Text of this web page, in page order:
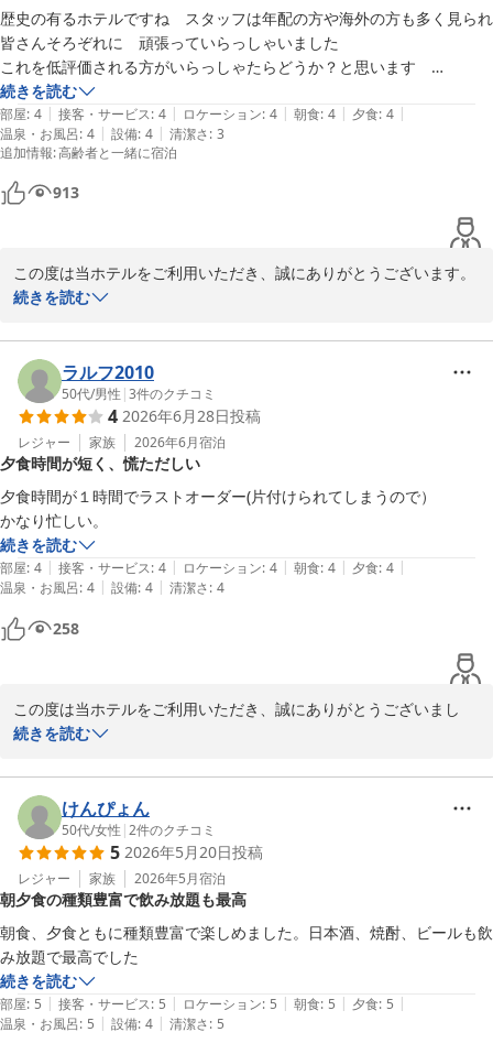
あり申し訳ございませんでした。
建物の経年による部分もございますが、少しでも快適にお過ごしい
ただけるよう、清掃や設備管理により一層努めてまいります。
また、駄菓子コーナーについてもご注目いただきありがとうござい
ます。
ドリンクサービスや入湯税につきましても、貴重なご意見として今
後の参考にさせていただきます。
そのような中でも「総合的には満足感のあるホテル」とのお言葉を
またのご来館を心よりお待ちしております。
堂ヶ島唯一の自家源泉掛流宿 堂ヶ島温泉ホテル
2026-05-26
歴史の有るホテルですね　スタッフは年配の方や海外の方も多く見られ
皆さんそろぞれに　頑張っていらっしゃいました
これを低評価される方がいらっしゃたらどうか？と思います
古い屋形ゆえ建屋のメンテナンスに不足は見られましたが　現代風にサ
ービスの合理化されるアイデアの中　お客様には　満足と納得していた
だける　結果を良く考えられていると思います
ありがとうございました
ひとつだけ　4階の廊下のトイレの匂いは　改善を期待したい
続きを読む
部屋: 4 | 接客・サービス: 4 | ロケーション: 4 | 朝食: 4 | 夕食: 4 |
温泉・お風呂: 4 | 設備: 4 | 清潔さ: 3
追加情報:高齢者と一緒に宿泊
913
この度は当ホテルをご利用いただき、誠にありがとうございます。
歴史ある建物ならではの部分もある中で、私どもの取り組みやサー
ビスについてご理解を賜り、「好感」とのお言葉まで頂戴できまし
たこと、光栄に存じます。
また、年配スタッフや海外スタッフについても温かく見守っていた
だき、心より感謝申し上げます。
それぞれがお客様に快適にお過ごしいただけるよう日々努めており
ますので、このようなお声をお寄せいただけることは何よりの励み
です。
一方で、4階廊下トイレの臭いにつきましては、ご不快な思いをお
かけしてしまい誠に申し訳ございませんでした。
いただいたご意見を真摯に受け止め、改善に努めてまいります。
堂ヶ島唯一の自家源泉掛流宿 堂ヶ島温泉ホテル
続きを読む
ラルフ2010
50代/男性 |3件のクチコミ
4 2026年6月28日投稿
レジャー 家族 2026年6月宿泊
夕食時間が短く、慌ただしい
夕食時間が１時間でラストオーダー(片付けられてしまうので）
かなり忙しい。
続きを読む
部屋: 4 | 接客・サービス: 4 | ロケーション: 4 | 朝食: 4 | 夕食: 4 |
温泉・お風呂: 4 | 設備: 4 | 清潔さ: 4
258
この度は当ホテルをご利用いただき、誠にありがとうございまし
た。
せっかくお越しいただいたにもかかわらず、ご夕食のお時間につき
まして、ごゆっくりお食事をお楽しみいただけず、慌ただしい思い
をさせてしまいましたこと、心よりお詫び申し上げます。
いただいたご意見は真摯に受け止め、より多くのお客様にゆったり
とお食事をお楽しみいただけるよう、運営方法やご案内について見
直しを検討してまいります。
このたびは貴重なご意見をお寄せいただき、誠にありがとうござい
ました。
またのご来館を心よりお待ちしております。
堂ヶ島唯一の自家源泉掛流宿 堂ヶ島温泉ホテル
続きを読む
けんぴょん
50代/女性 |2件のクチコミ
5 2026年5月20日投稿
レジャー 家族 2026年5月宿泊
朝夕食の種類豊富で飲み放題も最高
朝食、夕食ともに種類豊富で楽しめました。日本酒、焼酎、ビールも飲
み放題で最高でした
続きを読む
部屋: 5 | 接客・サービス: 5 | ロケーション: 5 | 朝食: 5 | 夕食: 5 |
温泉・お風呂: 5 | 設備: 4 | 清潔さ: 5